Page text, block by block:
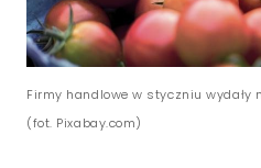
Firmy handlowe w styczniu wydały
(fot. Pixabay.com)